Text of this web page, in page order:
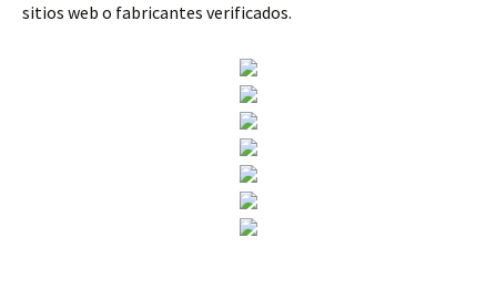
sitios web o fabricantes verificados.